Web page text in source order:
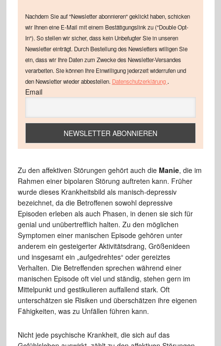
Nachdem Sie auf "Newsletter abonnieren" geklickt haben, schicken
wir Ihnen eine E-Mail mit einem Bestätigungslink zu ("Double Opt-
In"). So stellen wir sicher, dass kein Unbefugter Sie in unseren
Newsletter einträgt. Durch Bestellung des Newsletters willigen Sie
ein, dass wir Ihre Daten zum Zwecke des Newsletter-Versandes
verarbeiten. Sie können Ihre Einwilligung jederzeit widerrufen und
den Newsletter wieder abbestellen. Datenschutzerklärung .
Email
Zu den affektiven Störungen gehört auch die Manie, die im
Rahmen einer bipolaren Störung auftreten kann. Früher
wurde dieses Krankheitsbild als manisch-depressiv
bezeichnet, da die Betroffenen sowohl depressive
Episoden erleben als auch Phasen, in denen sie sich für
genial und unübertrefflich halten. Zu den möglichen
Symptomen einer manischen Episode gehören unter
anderem ein gesteigerter Aktivitätsdrang, Größenideen
und insgesamt ein „aufgedrehtes“ oder gereiztes
Verhalten. Die Betreffenden sprechen während einer
manischen Episode oft viel und ständig, stehen gern im
Mittelpunkt und gestikulieren auffallend stark. Oft
unterschätzen sie Risiken und überschätzen ihre eigenen
Fähigkeiten, was zu Unfällen führen kann.
Nicht jede psychische Krankheit, die sich auf das